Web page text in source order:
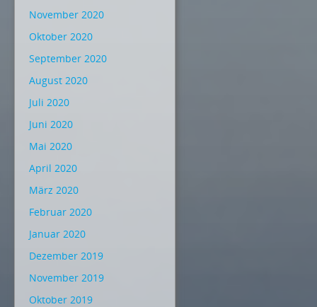
November 2020
Oktober 2020
September 2020
August 2020
Juli 2020
Juni 2020
Mai 2020
April 2020
März 2020
Februar 2020
Januar 2020
Dezember 2019
November 2019
Oktober 2019